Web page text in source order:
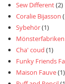
Sew Different(2)
Coralie Bijasson
Sybehör(1)
Mönsterfabriken
Cha' coud (1)
Funky Friends
Maison Fauve(1)